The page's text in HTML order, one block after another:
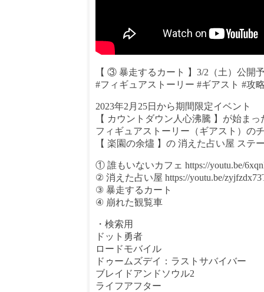
【 ③ 暴走するカート 】3/2（土）公開
#フィギュアストーリー #ギアスト #攻
2023年2月25日から期間限定イベント
【 カウントダウン人心沸騰 】が始ま
フィギュアストーリー（ギアスト）の
【 楽園の余燼 】の 消えた占い屋 ステ
① 誰もいないカフェ https://youtu.be/
② 消えた占い屋 https://youtu.be/
③ 暴走するカート
④ 崩れた観覧車
・検索用
ドット勇者
ロードモバイル
ドゥームズデイ：ラストサバイバー
ブレイドアンドソウル2
ライフアフター